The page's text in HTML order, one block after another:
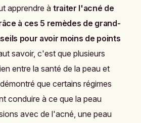
apprendre à traiter l'acné de
à ces 5 remèdes de grand-
pour avoir moins de points
savoir, c'est que plusieurs
entre la santé de la peau et
que certains régimes
conduire à ce que la peau
avec de l'acné, une peau